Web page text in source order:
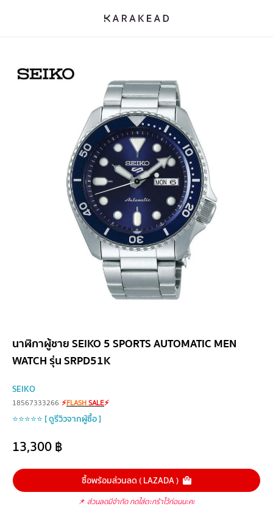
นาฬิกาผู้ชาย SEIKO 5 SPORTS AUTOMATIC MEN
WATCH รุ่น SRPD51K
SEIKO
18567333266 ⚡FLASHSALE⚡
⭐⭐⭐⭐⭐ [ ดูรีวิวจากผู้ซื้อ ]
13,300฿
ซื้อพร้อมส่วนลด ( LAZADA )
📌 ส่วนลดมีจำกัด กดใส่ตะกร้าไว้ก่อนนะคะ